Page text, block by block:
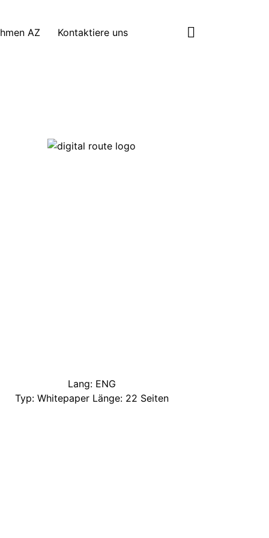
AZ Kontaktiere uns
Lang: ENG
Typ: Whitepaper Länge: 22 Seiten